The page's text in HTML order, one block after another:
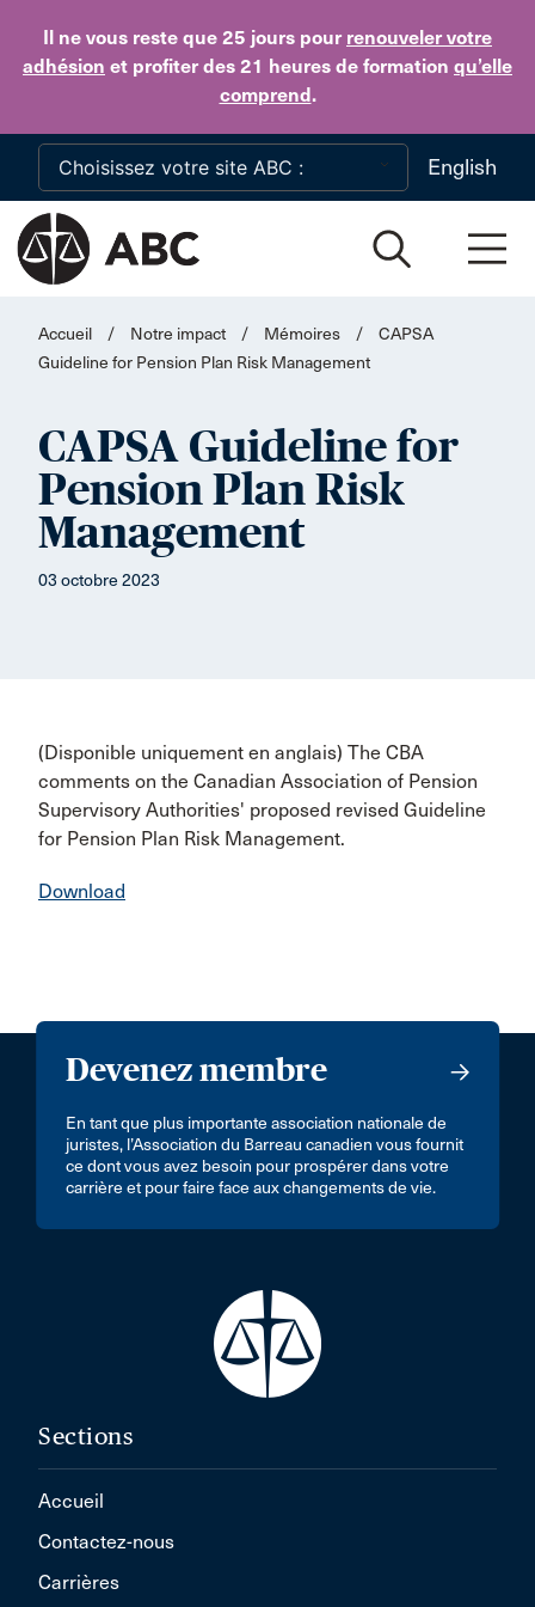
Il ne vous reste que 25 jours pour renouveler votre
adhésion et profiter des 21 heures de formation qu’elle
comprend.
Skip to main content
English
Accueil / Notre impact / Mémoires /
CAPSA
Guideline for Pension Plan Risk Management
CAPSA Guideline for
Pension Plan Risk
Management
03 octobre 2023
(Disponible uniquement en anglais) The CBA
comments on the Canadian Association of Pension
Supervisory Authorities' proposed revised Guideline
for Pension Plan Risk Management.
Download
Devenez membre
En tant que plus importante association nationale de
juristes, l’Association du Barreau canadien vous fournit
ce dont vous avez besoin pour prospérer dans votre
carrière et pour faire face aux changements de vie.
Sections
Accueil
Contactez-nous
Carrières